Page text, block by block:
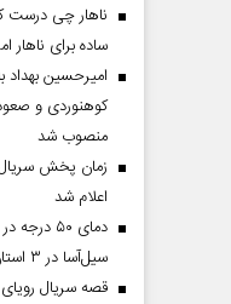
ساده برای ناهار
امیرحسین
کوهنوردی و
منصوب شد
زمان پخش سریال
اعلام شد
دمای ۵۰
سیل‌آسا در ۳ استان
قصه سریال